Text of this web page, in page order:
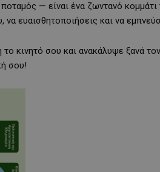
ποταμός — είναι ένα ζωντανό
ευαισθητοποιήσεις και να
κινητό σου και ανακάλυψε ξανά
σου!